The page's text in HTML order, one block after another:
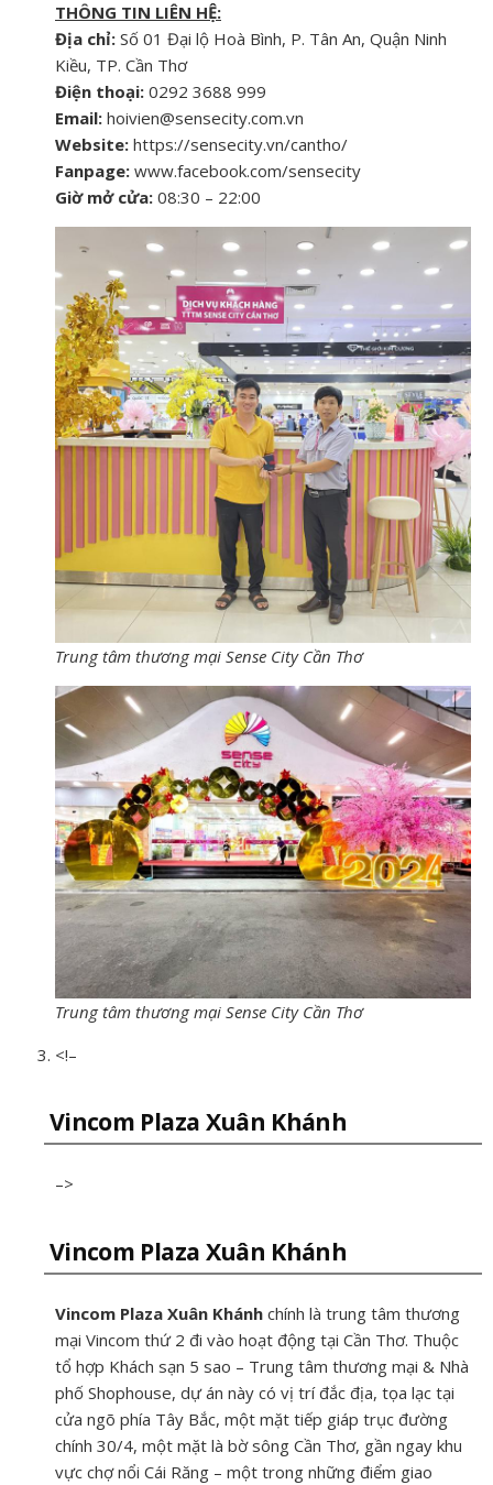
THÔNG TIN LIÊN HỆ:
Địa chỉ: Số 01 Đại lộ Hoà Bình, P. Tân An, Quận Ninh
Kiều, TP. Cần Thơ
Điện thoại: 0292 3688 999
Email: hoivien@sensecity.com.vn
Website: https://sensecity.vn/cantho/
Fanpage: www.facebook.com/sensecity
Giờ mở cửa: 08:30 – 22:00
Trung tâm thương mại Sense City Cần Thơ
Trung tâm thương mại Sense City Cần Thơ
<!–
Vincom Plaza Xuân Khánh
–>
Vincom Plaza Xuân Khánh
Vincom Plaza Xuân Khánh chính là trung tâm thương
mại Vincom thứ 2 đi vào hoạt động tại Cần Thơ. Thuộc
tổ hợp Khách sạn 5 sao – Trung tâm thương mại & Nhà
phố Shophouse, dự án này có vị trí đắc địa, tọa lạc tại
cửa ngõ phía Tây Bắc, một mặt tiếp giáp trục đường
chính 30/4, một mặt là bờ sông Cần Thơ, gần ngay khu
vực chợ nổi Cái Răng – một trong những điểm giao